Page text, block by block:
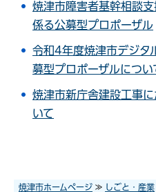
焼津市障害者基幹相談
係る公募型プロポーザル
令和4年度焼津市デジタ
募型プロポーザルについ
焼津市新庁舎建設工事
いて
焼津市ホームページ ≫ しごと・産業